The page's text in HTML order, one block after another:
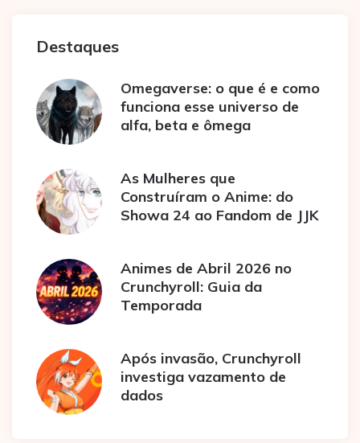
Destaques
Omegaverse: o que é e como
funciona esse universo de
alfa, beta e ômega
As Mulheres que
Construíram o Anime: do
Showa 24 ao Fandom de JJK
Animes de Abril 2026 no
Crunchyroll: Guia da
Temporada
Após invasão, Crunchyroll
investiga vazamento de
dados